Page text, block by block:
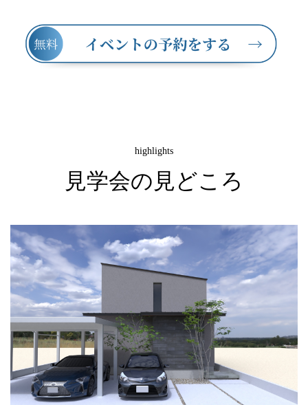
highlights
見学会の見どころ